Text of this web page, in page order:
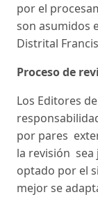
por el
son asumidos
Distrital
Proceso de
Los Editores
por pares
la revisión sea
optado por el
mejor se